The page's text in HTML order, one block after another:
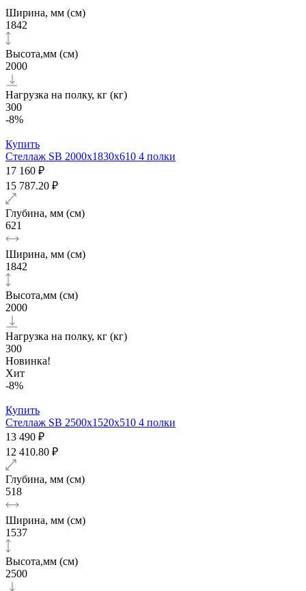
Ширина, мм (см)
1842
Высота,мм (см)
2000
Нагрузка на полку, кг (кг)
300
-8%
Купить
Стеллаж SB 2000х1830x610 4 полки
17 160 ₽
15 787.20 ₽
Глубина, мм (см)
621
Ширина, мм (см)
1842
Высота,мм (см)
2000
Нагрузка на полку, кг (кг)
300
Новинка!
Хит
-8%
Купить
Стеллаж SB 2500x1520x510 4 полки
13 490 ₽
12 410.80 ₽
Глубина, мм (см)
518
Ширина, мм (см)
1537
Высота,мм (см)
2500